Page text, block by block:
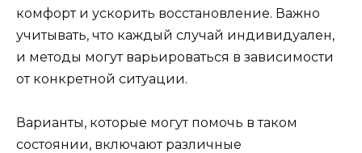
комфорт и ускорить восстановление. Важно
учитывать, что каждый случай индивидуален,
и методы могут варьироваться в зависимости
от конкретной ситуации.
Варианты, которые могут помочь в таком
состоянии, включают различные